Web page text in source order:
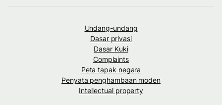
Undang-undang
Dasar privasi
Dasar Kuki
Complaints
Peta tapak negara
Penyata penghambaan moden
Intellectual property